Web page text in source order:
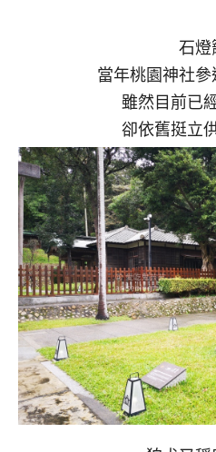
石燈
當年桃園神社
雖然目前已
卻依舊挺立